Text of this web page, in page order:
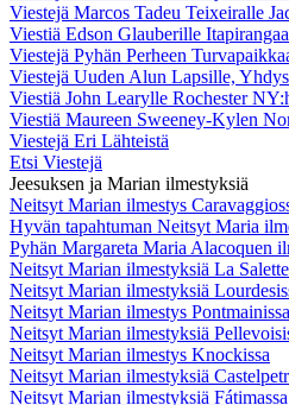
Viestejä Marcos Tadeu Teixeiralle
Viestiä Edson Glauberille
Viestejä Pyhän Perheen
Viestejä Uuden Alun Lapsille,
Viestiä John Learylle Rochester
Viestiä Maureen Sweeney-Kylen
Viestejä Eri Lähteistä
Etsi Viestejä
Jeesuksen ja Marian ilmestyksiä
Neitsyt Marian ilmestys
Hyvän tapahtuman Neitsyt Maria
Pyhän Margareta Maria Alacoquen
Neitsyt Marian ilmestyksiä La
Neitsyt Marian ilmestyksiä
Neitsyt Marian ilmestys Pontmainissa
Neitsyt Marian ilmestyksiä
Neitsyt Marian ilmestys Knockissa
Neitsyt Marian ilmestyksiä
Neitsyt Marian ilmestyksiä Fátimassa